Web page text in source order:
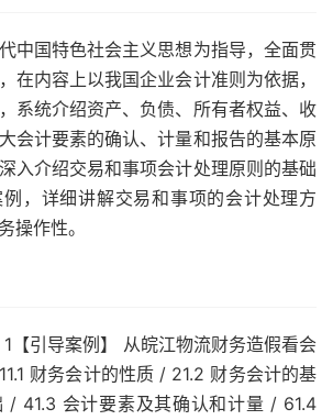
中国特色社会主义思想为指导，全面贯
在内容上以我国企业会计准则为依据，
系统介绍资产、负债、所有者权益、收
会计要素的确认、计量和报告的基本原
入介绍交易和事项会计处理原则的基础
，详细讲解交易和事项的会计处理方
操作性。
【引导案例】 从皖江物流财务造假看会
财务会计的性质 / 21.2 财务会计的基
/ 41.3 会计要素及其确认和计量 / 61.4